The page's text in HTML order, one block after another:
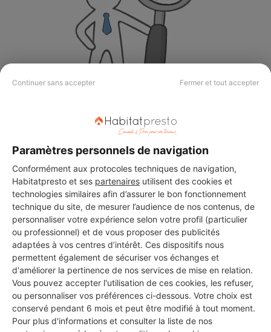
Continuer sans accepter Fermer et tout accepter
Paramètres personnels de navigation
Conformément aux protocoles techniques de navigation,
Habitatpresto et ses partenaires utilisent des cookies et
technologies similaires afin d’assurer le bon fonctionnement
technique du site, de mesurer l’audience de nos contenus, de
personnaliser votre expérience selon votre profil (particulier
ou professionnel) et de vous proposer des publicités
adaptées à vos centres d’intérêt. Ces dispositifs nous
permettent également de sécuriser vos échanges et
d'améliorer la pertinence de nos services de mise en relation.
Vous pouvez accepter l'utilisation de ces cookies, les refuser,
ou personnaliser vos préférences ci-dessous. Votre choix est
conservé pendant 6 mois et peut être modifié à tout moment.
Pour plus d'informations et consulter la liste de nos
géographique.
PROFESSIONNEL, VOUS
SOUHAITEZ NOUS
REJOINDRE ?
M'inscrire gratuitement